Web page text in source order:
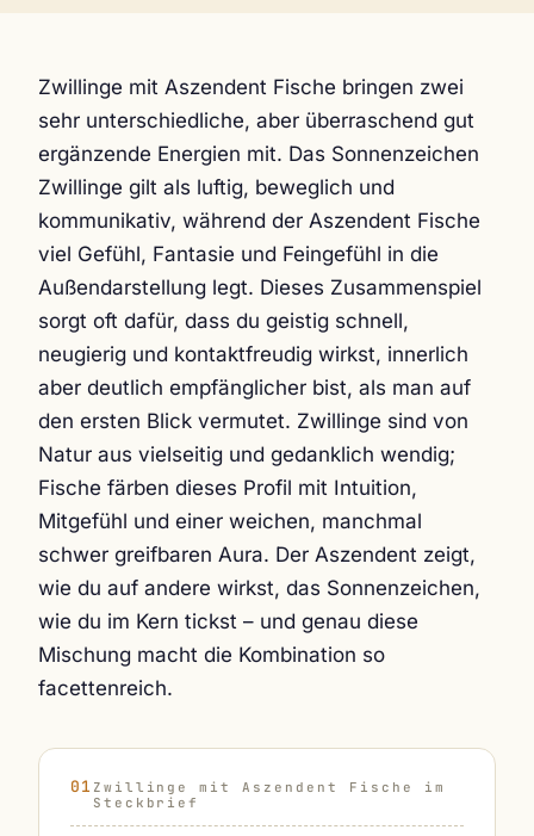
Zwillinge mit Aszendent Fische bringen zwei
sehr unterschiedliche, aber überraschend gut
ergänzende Energien mit. Das Sonnenzeichen
Zwillinge gilt als luftig, beweglich und
kommunikativ, während der Aszendent Fische
viel Gefühl, Fantasie und Feingefühl in die
Außendarstellung legt. Dieses Zusammenspiel
sorgt oft dafür, dass du geistig schnell,
neugierig und kontaktfreudig wirkst, innerlich
aber deutlich empfänglicher bist, als man auf
den ersten Blick vermutet. Zwillinge sind von
Natur aus vielseitig und gedanklich wendig;
Fische färben dieses Profil mit Intuition,
Mitgefühl und einer weichen, manchmal
schwer greifbaren Aura. Der Aszendent zeigt,
wie du auf andere wirkst, das Sonnenzeichen,
wie du im Kern tickst – und genau diese
Mischung macht die Kombination so
facettenreich.
Zwillinge mit Aszendent Fische im
Steckbrief